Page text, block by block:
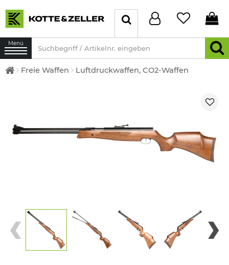
Menü
Freie Waffen Luftdruckwaffen, CO2-Waffen